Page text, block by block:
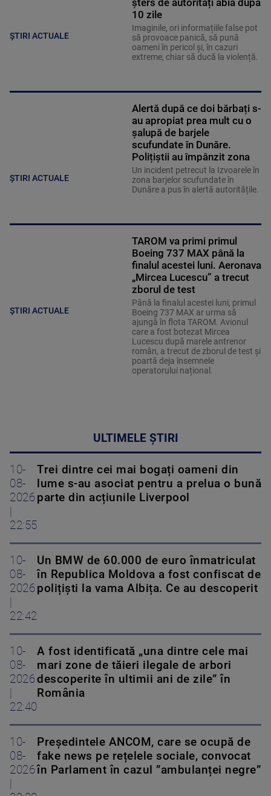
ȘTIRI ACTUALE
10 zile
Imaginile, ori informațiile false pot
să provoace panică, să pună
oameni în pericol și, în cazuri
extreme, chiar să ducă la violență.
ȘTIRI ACTUALE
Alertă după ce doi bărbați s-
au apropiat prea mult cu o
șalupă de barjele
scufundate în Dunăre.
Polițiștii au împânzit zona
Un incident petrecut la Izvoarele în
zona barjelor scufundate în
Dunăre a pus în alertă autoritățile.
ȘTIRI ACTUALE
TAROM va primi primul
Boeing 737 MAX până la
finalul acestei luni. Aeronava
„Mircea Lucescu” a trecut
zborul de test
Până la finalul acestei luni, primul
Boeing 737 MAX ar urma să
ajungă în flota TAROM. Avionul
care a fost botezat Mircea
Lucescu după marele antrenor
român, a trecut de zborul de test și
poartă deja însemnele
operatorului național.
ULTIMELE ȘTIRI
10-
08-
2026
22:55
Trei dintre cei mai bogați oameni din
lume s-au asociat pentru a prelua o bună
parte din acțiunile Liverpool
10-
08-
2026
22:42
Un BMW de 60.000 de euro înmatriculat
în Republica Moldova a fost confiscat de
polițiști la vama Albița. Ce au descoperit
10-
08-
2026
22:40
A fost identificată „una dintre cele mai
mari zone de tăieri ilegale de arbori
descoperite în ultimii ani de zile” în
România
10-
08-
2026
Președintele ANCOM, care se ocupă de
fake news pe rețelele sociale, convocat
în Parlament în cazul ”ambulanței negre”